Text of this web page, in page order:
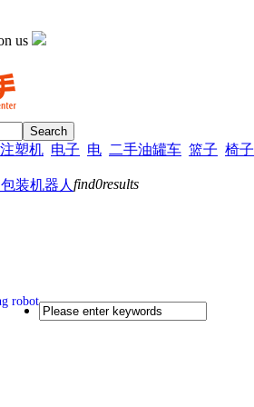
us
注塑机 电子 电 二手油罐车 篮子 椅
包装机器人 find0results
robot